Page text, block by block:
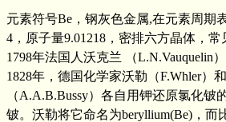
元素符号Be，钢灰色金属,在元素周期
4，原子量9.01218，密排六方晶体，常
1798年法国人沃克兰 （L.N.Vauquelin
1828年，德国化学家沃勒（F.Whler）
（A.A.B.Bussy）各自用钾还原氯化铍
铍。沃勒将它命名为beryllium(Be)，而